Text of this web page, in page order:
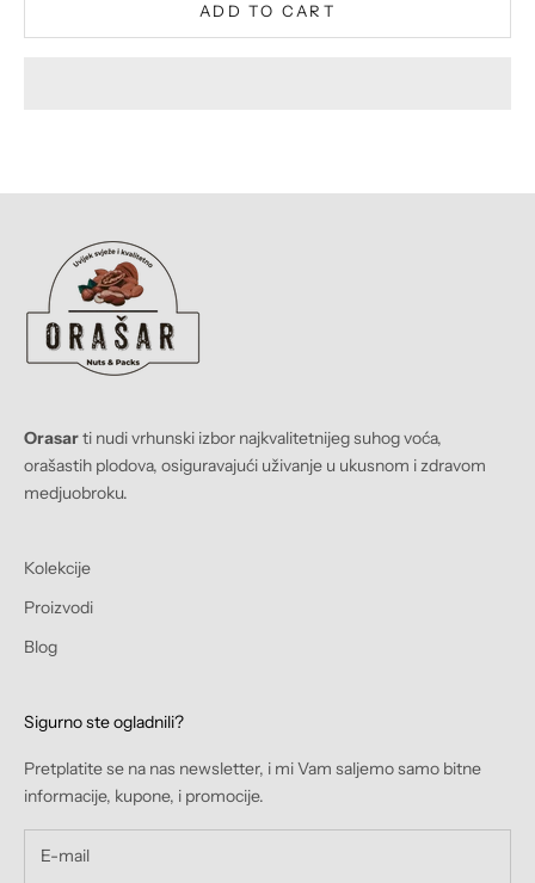
ADD TO CART
Orasarti nudi vrhunski izbor najkvalitetnijeg suhog voća,
orašastih plodova, osiguravajući uživanje u ukusnom i zdravom
medjuobroku.
Kolekcije
Proizvodi
Blog
Sigurno ste ogladnili?
Pretplatite se na nas newsletter, i mi Vam saljemo samo bitne
informacije, kupone, i promocije.